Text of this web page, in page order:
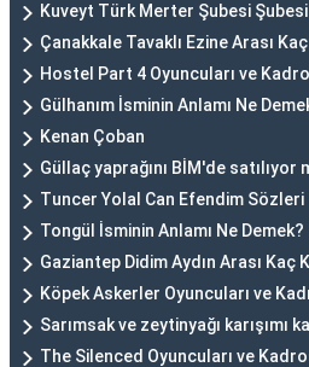
Kuveyt Türk Merter Şubesi Şubesi
Çanakkale Tavaklı Ezine Arası
Hostel Part 4 Oyuncuları ve
Gülhanım İsminin Anlamı Ne
Kenan Çoban
Güllaç yaprağını BİM'de satılıyor
Tuncer Yolal Can Efendim Sözleri
Tongül İsminin Anlamı Ne Demek?
Gaziantep Didim Aydın Arası Kaç
Köpek Askerler Oyuncuları ve
Sarımsak ve zeytinyağı karışımı
The Silenced Oyuncuları ve